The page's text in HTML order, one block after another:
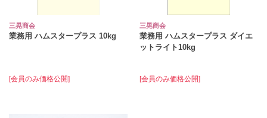
三晃商会
業務用 ハムスタープラス 10kg
[会員のみ価格公開]
三晃商会
業務用 ハムスタープラス ダイエ
ットライト10kg
[会員のみ価格公開]